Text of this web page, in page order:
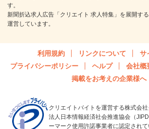
す。
新聞折込求人広告「クリエイト 求人特集」を展開す
運営しています。
利用規約 リンクについて
サ
プライバシーポリシー
ヘルプ 会社概
掲載をお考えの企業様へ
クリエイトバイトを運営する株式会
法人日本情報経済社会推進協会（
ーマーク使用許諾事業者に認定されて